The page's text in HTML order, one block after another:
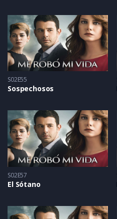
S02E55
Sospechosos
S02E57
El Sótano